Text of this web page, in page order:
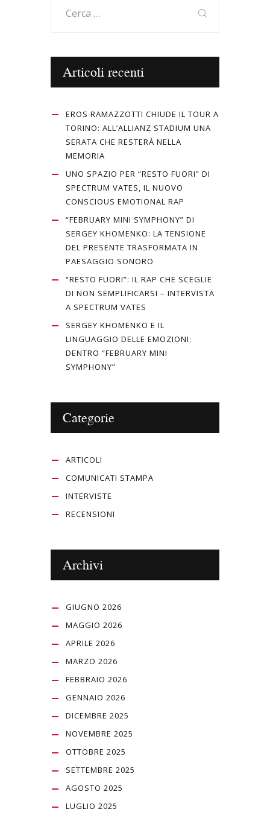
per:
Articoli recenti
EROS RAMAZZOTTI CHIUDE IL TOUR A
TORINO: ALL’ALLIANZ STADIUM UNA
SERATA CHE RESTERÀ NELLA
MEMORIA
UNO SPAZIO PER “RESTO FUORI” DI
SPECTRUM VATES, IL NUOVO
CONSCIOUS EMOTIONAL RAP
“FEBRUARY MINI SYMPHONY” DI
SERGEY KHOMENKO: LA TENSIONE
DEL PRESENTE TRASFORMATA IN
PAESAGGIO SONORO
“RESTO FUORI”: IL RAP CHE SCEGLIE
DI NON SEMPLIFICARSI – INTERVISTA
A SPECTRUM VATES
SERGEY KHOMENKO E IL
LINGUAGGIO DELLE EMOZIONI:
DENTRO “FEBRUARY MINI
SYMPHONY”
Categorie
ARTICOLI
COMUNICATI STAMPA
INTERVISTE
RECENSIONI
Archivi
GIUGNO 2026
MAGGIO 2026
APRILE 2026
MARZO 2026
FEBBRAIO 2026
GENNAIO 2026
DICEMBRE 2025
NOVEMBRE 2025
OTTOBRE 2025
SETTEMBRE 2025
AGOSTO 2025
LUGLIO 2025